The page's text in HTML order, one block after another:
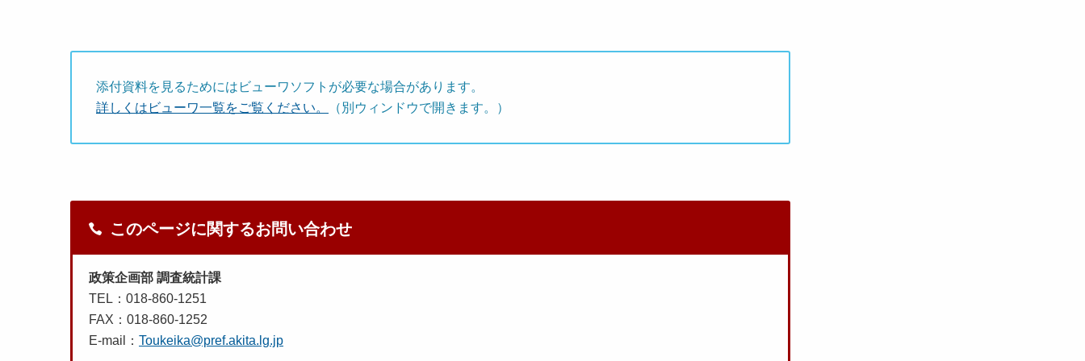
添付資料を見るためにはビューワソフトが必要な場合があります。
詳しくはビューワ一覧をご覧ください。
（別ウィンドウで開きます。）
このページに関するお問い合わせ
政策企画部 調査統計課
TEL：018-860-1251
FAX：018-860-1252
E-mail： Toukeika@pref.akita.lg.jp